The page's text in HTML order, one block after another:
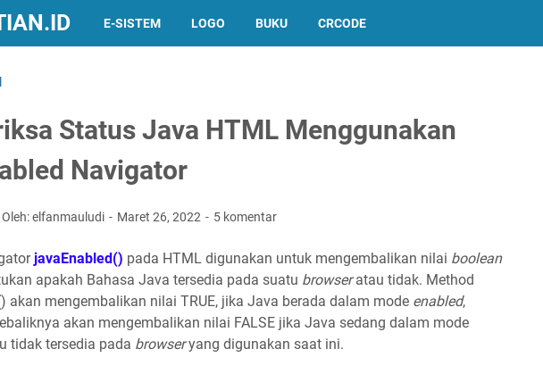
E-SISTEM LOGO BUKU CRCODE
Status Java HTML Menggunakan
Navigator
elfanmauludi Maret 26, 2022 5 komentar
javaEnabled() pada HTML digunakan untuk mengembalikan nilai boolean
apakah Bahasa Java tersedia pada suatu browseratau tidak. Method
akan mengembalikan nilai TRUE, jika Java berada dalam mode enabled,
akan mengembalikan nilai FALSE jika Java sedang dalam mode
tidak tersedia pada browseryang digunakan saat ini.